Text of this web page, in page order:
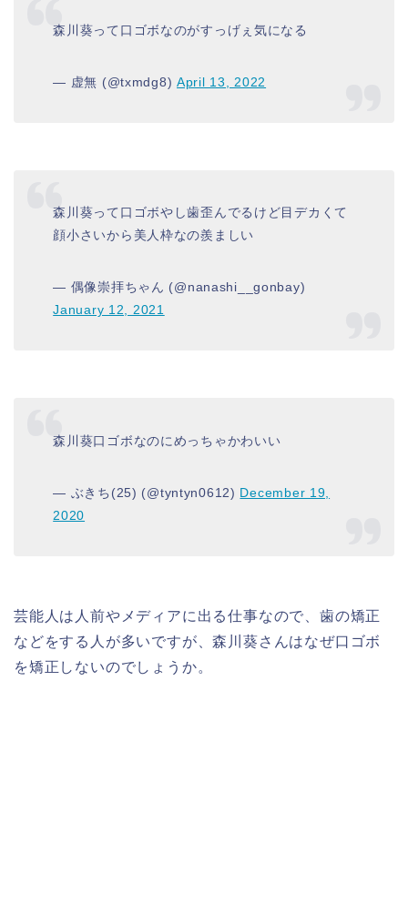
森川葵って口ゴボなのがすっげぇ気になる
— 虚無 (@txmdg8) April 13, 2022
森川葵って口ゴボやし歯歪んでるけど目デカくて
顔小さいから美人枠なの羨ましい
— 偶像崇拝ちゃん (@nanashi__gonbay)
January 12, 2021
森川葵口ゴボなのにめっちゃかわいい
— ぶきち(25) (@tyntyn0612) December 19,
2020
芸能人は人前やメディアに出る仕事なので、歯の矯正
などをする人が多いですが、森川葵さんはなぜ口ゴボ
を矯正しないのでしょうか。